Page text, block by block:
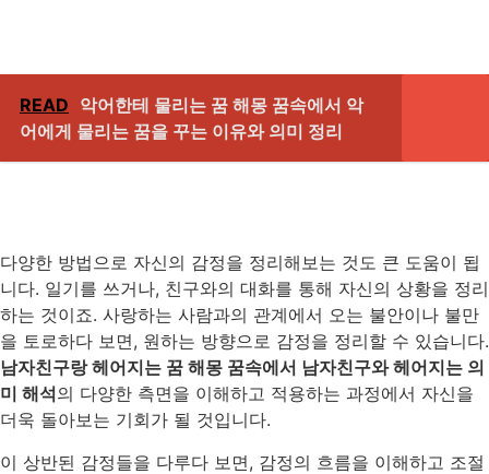
READ 악어한테 물리는 꿈 해몽 꿈속에서 악
어에게 물리는 꿈을 꾸는 이유와 의미 정리
다양한 방법으로 자신의 감정을 정리해보는 것도 큰 도움이 됩
니다. 일기를 쓰거나, 친구와의 대화를 통해 자신의 상황을 정리
하는 것이죠. 사랑하는 사람과의 관계에서 오는 불안이나 불만
을 토로하다 보면, 원하는 방향으로 감정을 정리할 수 있습니다.
남자친구랑 헤어지는 꿈 해몽 꿈속에서 남자친구와 헤어지는 의
미 해석의 다양한 측면을 이해하고 적용하는 과정에서 자신을
더욱 돌아보는 기회가 될 것입니다.
이 상반된 감정들을 다루다 보면, 감정의 흐름을 이해하고 조절